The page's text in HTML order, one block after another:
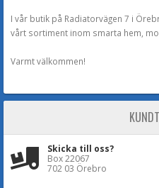
I vår butik på Radiatorvägen 7 i
vårt sortiment inom smarta hem,
Varmt välkommen!
Skicka till oss?
Box 22067
702 03 Örebro